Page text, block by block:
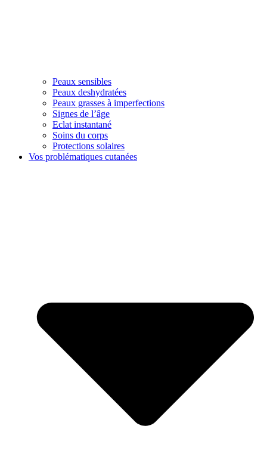
Peaux sensibles
Peaux deshydratées
Peaux grasses à imperfections
Signes de l’âge
Eclat instantané
Soins du corps
Protections solaires
Vos problématiques cutanées